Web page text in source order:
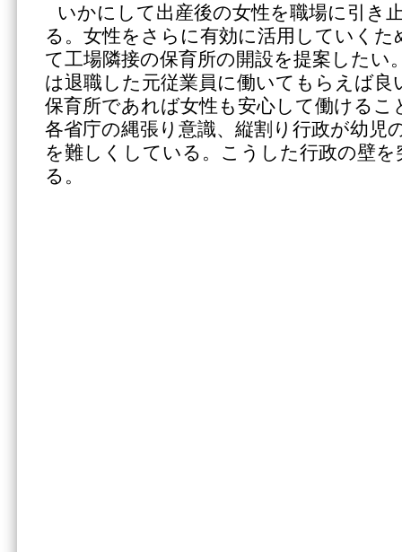
いかにして出産後の女性を職場に引き
る。女性をさらに有効に活用していくた
て工場隣接の保育所の開設を提案したい
は退職した元従業員に働いてもらえば良
保育所であれば女性も安心して働けるこ
各省庁の縄張り意識、縦割り行政が幼児
を難しくしている。こうした行政の壁
る。